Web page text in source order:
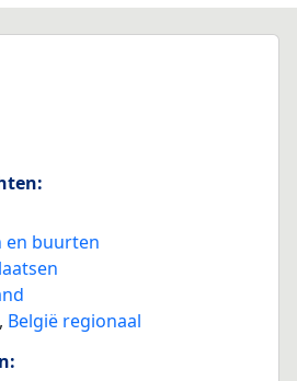
en buurten
, België regionaal